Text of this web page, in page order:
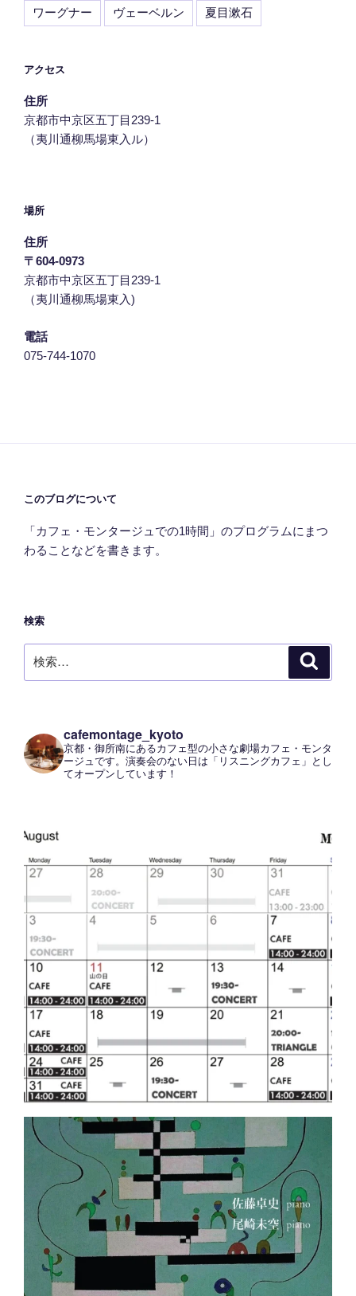
ワーグナー ヴェーベルン 夏目漱石
アクセス
住所
京都市中京区五丁目239‐1
（夷川通柳馬場東入ル）
場所
住所
〒604-0973
京都市中京区五丁目239‐1
（夷川通柳馬場東入)
電話
075-744-1070
このブログについて
「カフェ・モンタージュでの1時間」のプログラムにまつ
わることなどを書きます。
検索
索:
cafemontage_kyoto
京都・御所南にあるカフェ型の小さな劇場カフェ・モンタ
ージュです。演奏会のない日は「リスニングカフェ」とし
てオープンしています！